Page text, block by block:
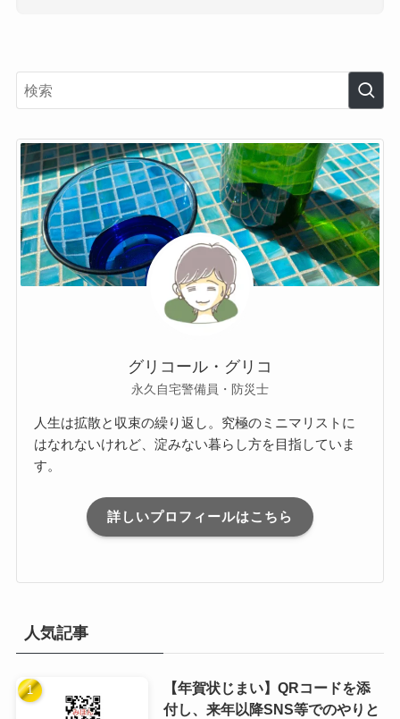
グリコール・グリコ
永久自宅警備員・防災士
人生は拡散と収束の繰り返し。究極のミニマリストに
はなれないけれど、淀みない暮らし方を目指していま
す。
詳しいプロフィールはこちら
人気記事
【年賀状じまい】QRコードを添
付し、来年以降SNS等でのやりと